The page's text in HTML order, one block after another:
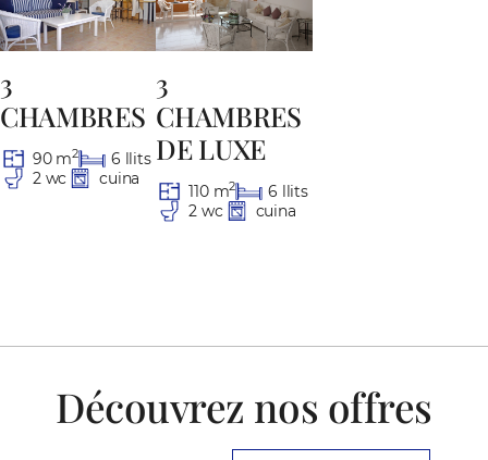
3
CHAMBRES
90 m2
6 llits
2 wc
cuina
3
CHAMBRES
DE LUXE
110 m2
6 llits
2 wc
cuina
Découvrez nos offres